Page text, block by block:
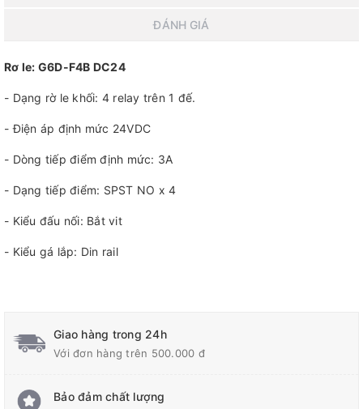
ĐÁNH GIÁ
Rơ le: G6D-F4B DC24
- Dạng rờ le khối: 4 relay trên 1 đế.
- Điện áp định mức 24VDC
- Dòng tiếp điểm định mức: 3A
- Dạng tiếp điểm: SPST NO x 4
- Kiểu đấu nối: Bắt vit
- Kiểu gá lắp: Din rail
Giao hàng trong 24h
Với đơn hàng trên 500.000 đ
Bảo đảm chất lượng